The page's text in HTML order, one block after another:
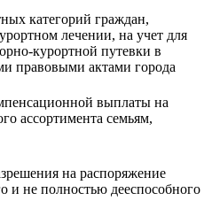
категорий граждан,
лечении, на учет для
курортной путевки в
правовыми актами города
выплаты на
ассортимента семьям,
на распоряжение
и не полностью дееспособного